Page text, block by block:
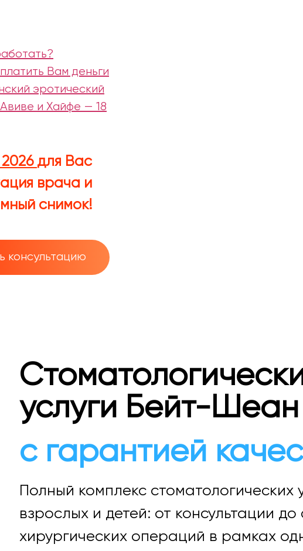
Вам деньги
эротический
и Хайфе — 18
для Вас
врача и
снимок!
консультацию
услуги Бейт-Шеан
с гарантией
Полный комплекс стоматологических
взрослых и детей: от консультации
хирургических операций в рамках